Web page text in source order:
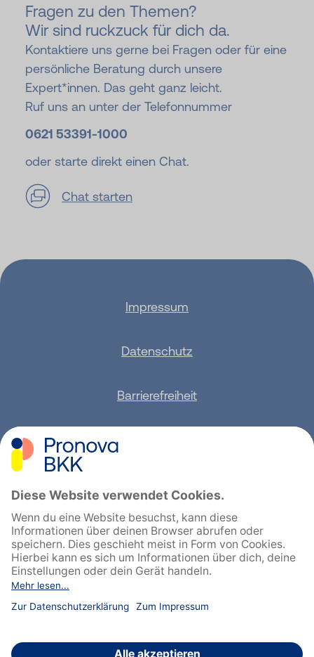
Fragen zu den Themen?
Wir sind ruckzuck für dich da.
Kontaktiere uns gerne bei Fragen oder für eine
persönliche Beratung durch unsere
Expert*innen. Das geht ganz leicht.
Ruf uns an unter der Telefonnummer
0621 53391-1000
oder starte direkt einen Chat.
Chat starten
Impressum
Datenschutz
Barrierefreiheit
English
Cookie-Einstellungen